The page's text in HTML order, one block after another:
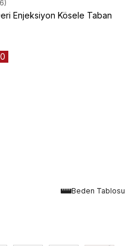
Enjeksiyon Kösele Taban
Beden Tablosu